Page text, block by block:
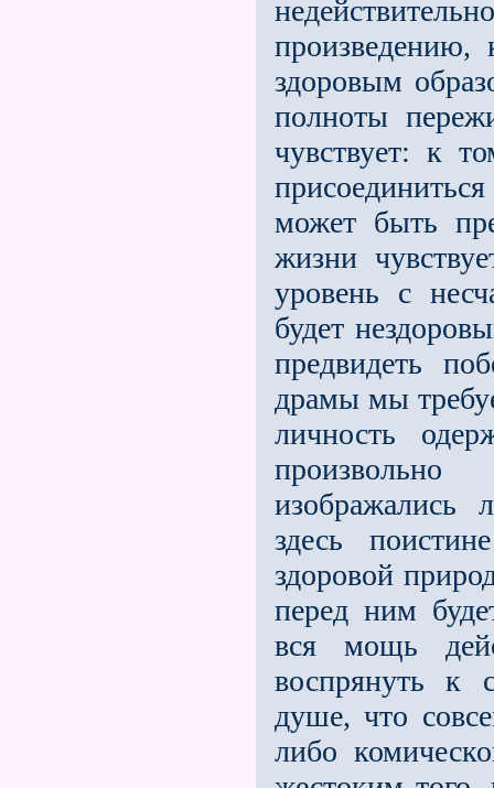
произведению,
здоровым
полноты
чувствует: к
может быть
жизни
уровень с
будет
предвидеть
драмы мы
личность
здесь
здоровой
перед ним
вся мощь
воспрянуть к
душе, что
либо